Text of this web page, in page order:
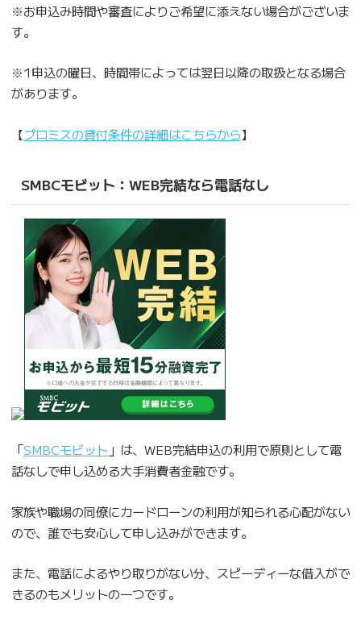
※お申込み時間や審査によりご希望に添えない場合がございま
す。
※1申込の曜日、時間帯によっては翌日以降の取扱となる場合
があります。
【プロミスの貸付条件の詳細はこちらから】
SMBCモビット：WEB完結なら電話なし
「SMBCモビット 」は、WEB完結申込の利用で原則として電
話なしで申し込める大手消費者金融です。
家族や職場の同僚にカードローンの利用が知られる心配がない
ので、誰でも安心して申し込みができます。
また、電話によるやり取りがない分、スピーディーな借入がで
きるのもメリットの一つです。